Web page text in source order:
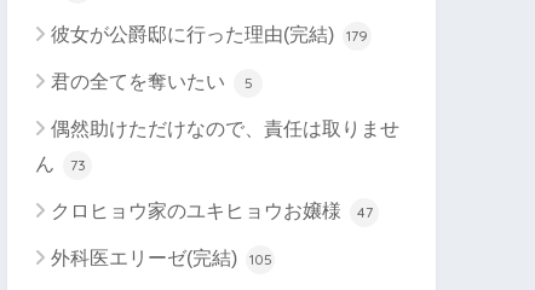
彼女が公爵邸に行った理由(完結) 179
君の全てを奪いたい 5
偶然助けただけなので、責任は取りませ
ん
73
クロヒョウ家のユキヒョウお嬢様 47
外科医エリーゼ(完結) 105